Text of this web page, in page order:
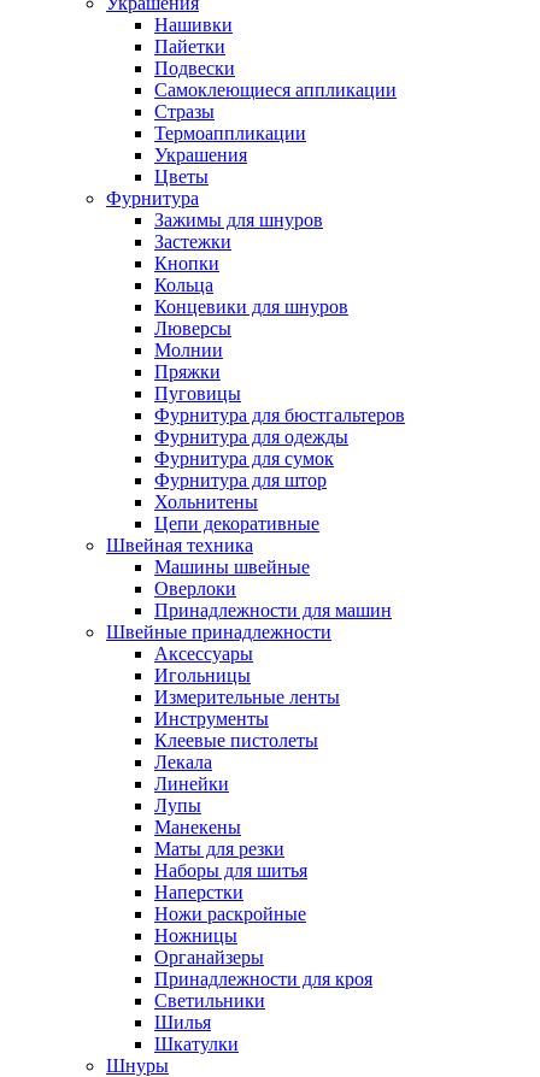
Нашивки
Пайетки
Подвески
Самоклеющиеся аппликации
Стразы
Термоаппликации
Украшения
Цветы
Фурнитура
Зажимы для шнуров
Застежки
Кнопки
Кольца
Концевики для шнуров
Люверсы
Молнии
Пряжки
Пуговицы
Фурнитура для бюстгальтеров
Фурнитура для одежды
Фурнитура для сумок
Фурнитура для штор
Хольнитены
Цепи декоративные
Швейная техника
Машины швейные
Оверлоки
Принадлежности для машин
Швейные принадлежности
Аксессуары
Игольницы
Измерительные ленты
Инструменты
Клеевые пистолеты
Лекала
Линейки
Лупы
Манекены
Маты для резки
Наборы для шитья
Наперстки
Ножи раскройные
Ножницы
Органайзеры
Принадлежности для кроя
Светильники
Шилья
Шкатулки
Шнуры